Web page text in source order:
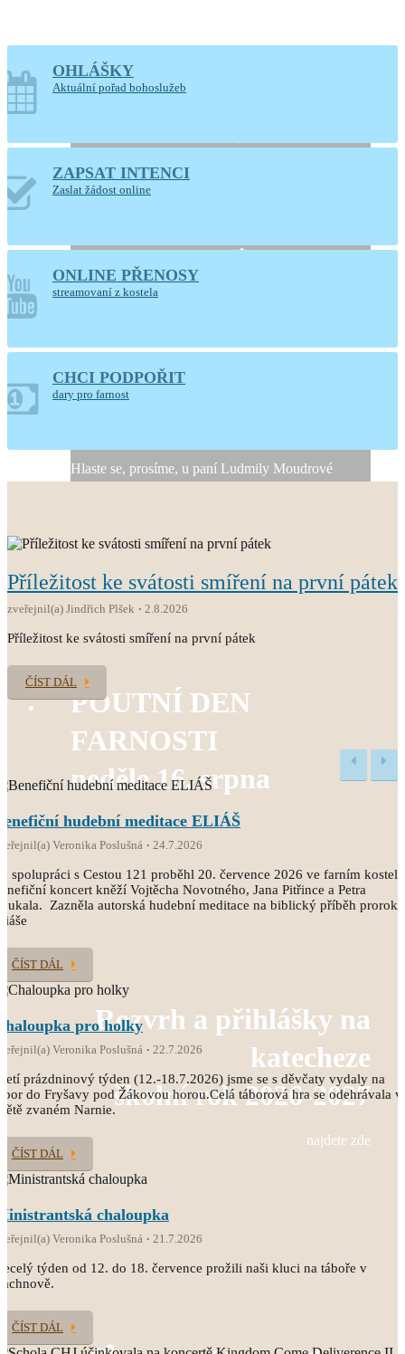
soboty o prázdninách
14-17.30 hodin
Otevřený kostel
Marie
Ústí nad Orlicí
Generální úklid kostela
Hlaste se, prosíme, u paní Ludmily Moudrové
POUTNÍ DEN
FARNOSTI
neděle 16. srpna
Rozvrh a přihlášky na
katecheze
školní rok 2026-2027
najdete zde
OHLÁŠKY
Aktuální pořad bohoslužeb
ZAPSAT INTENCI
Zaslat žádost online
ONLINE PŘENOSY
streamovaní z kostela
CHCI PODPOŘIT
dary pro farnost
Příležitost ke svátosti smíření na první pátek
zveřejnil(a) Jindřich Plšek 2.8.2026
Příležitost ke svátosti smíření na první pátek
ČÍST DÁL
hudební meditace ELIÁŠ
Veronika Poslušná 24.7.2026
spolupráci s Cestou 121 proběhl 20. července 2026 ve farním kostele
koncert kněží Vojtěcha Novotného, Jana Pitřince a Petra
Zazněla autorská hudební meditace na biblický příběh proroka
ČÍST DÁL
pro holky
Veronika Poslušná 22.7.2026
prázdninový týden (12.-18.7.2026) jsme se s děvčaty vydaly na
do Fryšavy pod Žákovou horou.Celá táborová hra se odehrávala
zvaném Narnie.
ČÍST DÁL
chaloupka
Veronika Poslušná 21.7.2026
týden od 12. do 18. července prožili naši kluci na táboře v
ČÍST DÁL